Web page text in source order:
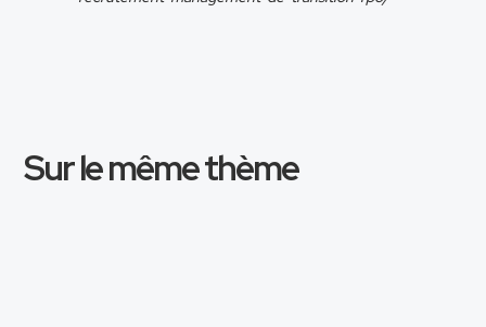
Sur le même thème